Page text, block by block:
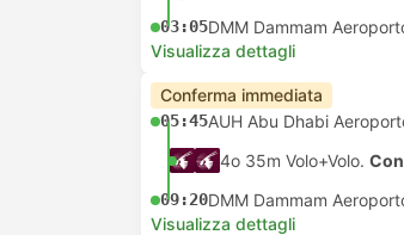
03:05DMM Dammam
Visualizza dettagli
Conferma immediata
05:45AUH Abu Dhabi
4o 35m Volo+Volo.
09:20DMM Dammam
Visualizza dettagli